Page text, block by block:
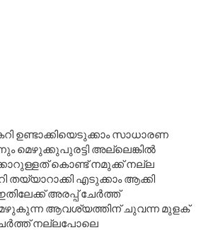
ഉണ്ടാക്കിയെടുക്കാം സാധാരണ
മെഴുക്കുപുരട്ടി അല്ലെങ്കിൽ
കൊണ്ട് നമുക്ക് നല്ല
തയ്യാറാക്കി എടുക്കാം ആക്കി
അരപ്പ് ചേർത്ത്
ആവശ്യത്തിന് ചുവന്ന മുളക്
ചേർത്ത് നല്ലപോലെ